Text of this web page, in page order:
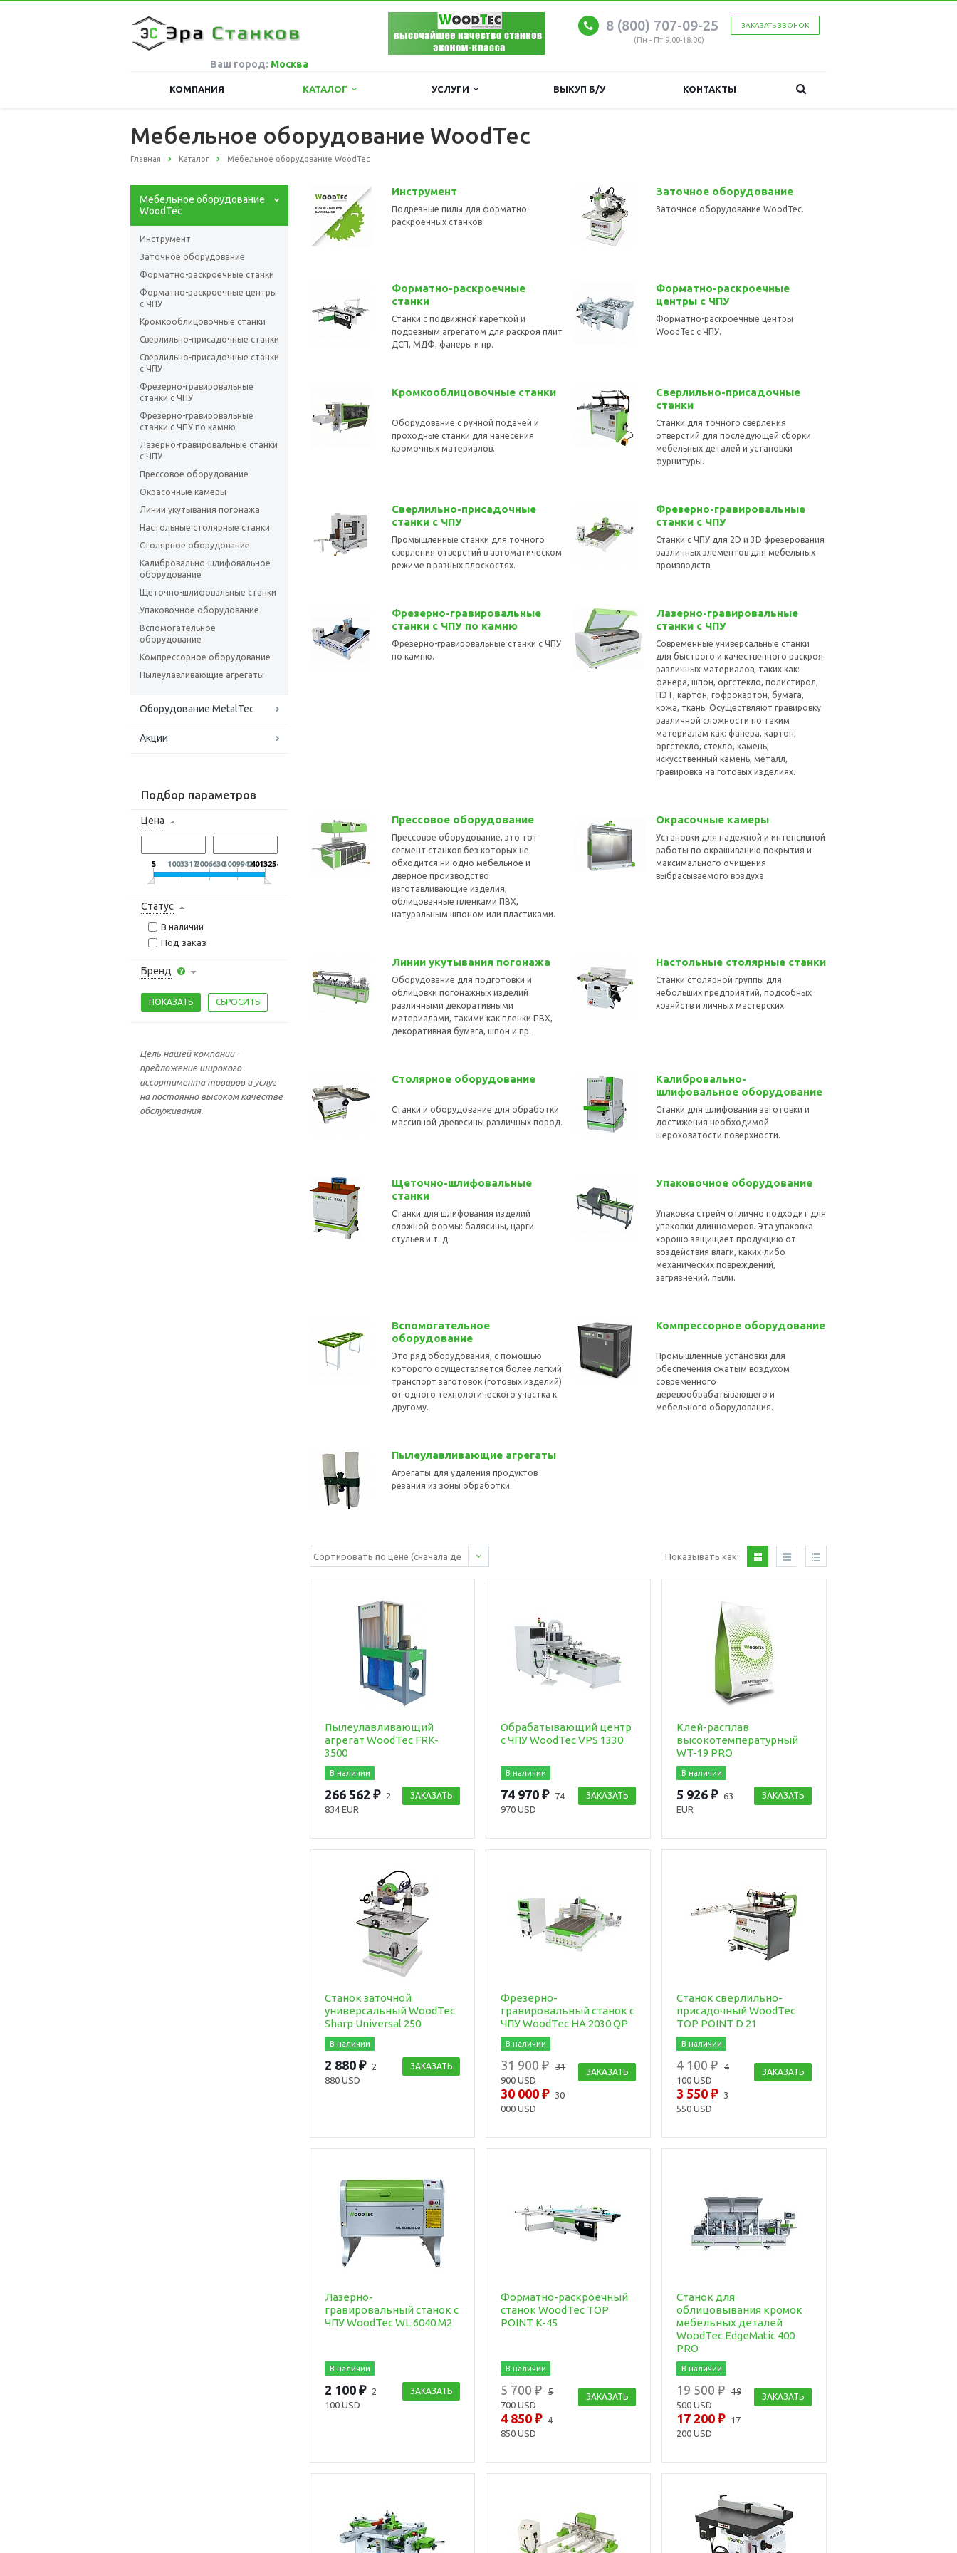
Ваш город: Москва
ЗАКАЗАТЬ ЗВОНОК
8 (800) 707-09-25
(Пн - Пт 9.00-18.00)
КОМПАНИЯ КАТАЛОГ УСЛУГИ ВЫКУП Б/У КОНТАКТЫ
Мебельное оборудование WoodTec
Главная Каталог Мебельное оборудование WoodTec
Мебельное оборудование
WoodTec
Инструмент
Заточное оборудование
Форматно-раскроечные станки
Форматно-раскроечные центры
с ЧПУ
Кромкооблицовочные cтанки
Сверлильно-присадочные станки
Сверлильно-присадочные станки
с ЧПУ
Фрезерно-гравировальные
станки с ЧПУ
Фрезерно-гравировальные
станки с ЧПУ по камню
Лазерно-гравировальные станки
с ЧПУ
Прессовое оборудование
Окрасочные камеры
Линии укутывания погонажа
Настольные столярные станки
Столярное оборудование
Калибровально-шлифовальное
оборудование
Щеточно-шлифовальные станки
Упаковочное оборудование
Вспомогательное
оборудование
Компрессорное оборудование
Пылеулавливающие агрегаты
Оборудование MetalTec
Акции
Подбор параметров
Цена
5 1003317200663030099424013254
Статус
В наличии
Под заказ
Бренд
Цель нашей компании -
предложение широкого
ассортимента товаров и услуг
на постоянно высоком качестве
обслуживания.
Инструмент
Подрезные пилы для форматно-
раскроечных станков.
Заточное оборудование
Заточное оборудование WoodTec.
Форматно-раскроечные
станки
Станки с подвижной кареткой и
подрезным агрегатом для раскроя плит
ДСП, МДФ, фанеры и пр.
Форматно-раскроечные
центры с ЧПУ
Форматно-раскроечные центры
WoodTec с ЧПУ.
Кромкооблицовочные cтанки
Оборудование с ручной подачей и
проходные станки для нанесения
кромочных материалов.
Сверлильно-присадочные
станки
Станки для точного сверления
отверстий для последующей сборки
мебельных деталей и установки
фурнитуры.
Сверлильно-присадочные
станки с ЧПУ
Промышленные станки для точного
сверления отверстий в автоматическом
режиме в разных плоскостях.
Фрезерно-гравировальные
станки с ЧПУ
Станки с ЧПУ для 2D и 3D фрезерования
различных элементов для мебельных
производств.
Фрезерно-гравировальные
станки с ЧПУ по камню
Фрезерно-гравировальные станки с ЧПУ
по камню.
Лазерно-гравировальные
станки с ЧПУ
Современные универсальные станки
для быстрого и качественного раскроя
различных материалов, таких как:
фанера, шпон, оргстекло, полистирол,
ПЭТ, картон, гофрокартон, бумага,
кожа, ткань. Осуществляют гравировку
различной сложности по таким
материалам как: фанера, картон,
оргстекло, стекло, камень,
искусственный камень, металл,
гравировка на готовых изделиях.
Прессовое оборудование
Прессовое оборудование, это тот
сегмент станков без которых не
обходится ни одно мебельное и
дверное производство
изготавливающие изделия,
облицованные пленками ПВХ,
натуральным шпоном или пластиками.
Окрасочные камеры
Установки для надежной и интенсивной
работы по окрашиванию покрытия и
максимального очищения
выбрасываемого воздуха.
Линии укутывания погонажа
Оборудование для подготовки и
облицовки погонажных изделий
различными декоративными
материалами, такими как пленки ПВХ,
декоративная бумага, шпон и пр.
Настольные столярные станки
Станки столярной группы для
небольших предприятий, подсобных
хозяйств и личных мастерских.
Столярное оборудование
Станки и оборудование для обработки
массивной древесины различных пород.
Калибровально-
шлифовальное оборудование
Станки для шлифования заготовки и
достижения необходимой
шероховатости поверхности.
Щеточно-шлифовальные
станки
Станки для шлифования изделий
сложной формы: балясины, царги
стульев и т. д.
Упаковочное оборудование
Упаковка стрейч отлично подходит для
упаковки длинномеров. Эта упаковка
хорошо защищает продукцию от
воздействия влаги, каких-либо
механических повреждений,
загрязнений, пыли.
Вспомогательное
оборудование
Это ряд оборудования, с помощью
которого осуществляется более легкий
транспорт заготовок (готовых изделий)
от одного технологического участка к
другому.
Компрессорное оборудование
Промышленные установки для
обеспечения сжатым воздухом
современного
деревообрабатывающего и
мебельного оборудования.
Пылеулавливающие агрегаты
Агрегаты для удаления продуктов
резания из зоны обработки.
Показывать как:
Пылеулавливающий
агрегат WoodTec FRK-
3500
В наличии
266 562 ₽
2
834 EUR
ЗАКАЗАТЬ
Обрабатывающий центр
с ЧПУ WoodTec VPS 1330
В наличии
74 970 ₽
74
970 USD
ЗАКАЗАТЬ
Клей-расплав
высокотемпературный
WT-19 PRO
В наличии
5 926 ₽ 63
EUR
ЗАКАЗАТЬ
Станок заточной
универсальный WoodTec
Sharp Universal 250
В наличии
2 880 ₽
2
880 USD
ЗАКАЗАТЬ
Фрезерно-
гравировальный станок с
ЧПУ WoodTec HA 2030 QP
В наличии
31 900 ₽ 31
900 USD
30 000 ₽
30
000 USD
ЗАКАЗАТЬ
Станок сверлильно-
присадочный WoodTec
TOP POINT D 21
В наличии
4 100 ₽ 4
100 USD
3 550 ₽
3
550 USD
ЗАКАЗАТЬ
Лазерно-
гравировальный станок с
ЧПУ WoodTec WL 6040 M2
В наличии
2 100 ₽
2
100 USD
ЗАКАЗАТЬ
Форматно-раскроечный
станок WoodTec TOP
POINT K-45
В наличии
5 700 ₽ 5
700 USD
4 850 ₽
4
850 USD
ЗАКАЗАТЬ
Станок для
облицовывания кромок
мебельных деталей
WoodTec EdgeMatic 400
PRO
В наличии
19 500 ₽ 19
500 USD
17 200 ₽
17
200 USD
ЗАКАЗАТЬ